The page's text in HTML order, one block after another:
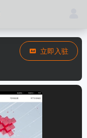
立即入驻